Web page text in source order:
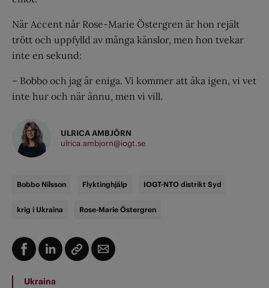
När Accent når Rose-Marie Östergren är hon rejält
trött och uppfylld av många känslor, men hon tvekar
inte en sekund:
– Bobbo och jag är eniga. Vi kommer att åka igen, vi vet
inte hur och när ännu, men vi vill.
ULRICA AMBJÖRN
ulrica.ambjorn@iogt.se
Bobbo Nilsson Flyktinghjälp IOGT-NTO distrikt Syd
krig i Ukraina Rose-Marie Östergren
Ukraina